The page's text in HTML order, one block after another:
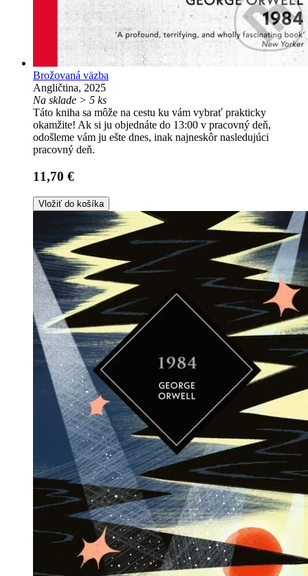
Brožovaná väzba
Angličtina, 2025
Na sklade > 5 ks
Táto kniha sa môže na cestu ku vám vybrať prakticky
okamžite! Ak si ju objednáte do 13:00 v pracovný deň,
odošleme vám ju ešte dnes, inak najneskôr nasledujúci
pracovný deň.
11,70 €
Vložiť do košíka